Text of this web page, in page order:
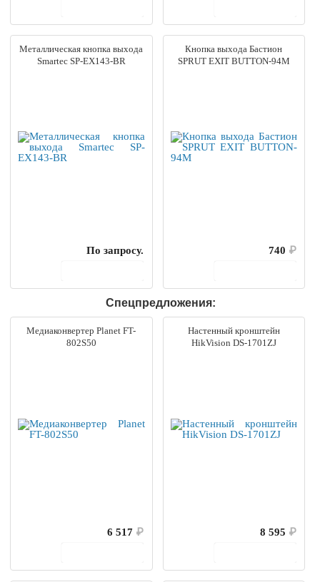
Металлическая кнопка выхода
Smartec SP-EX143-BR
По запросу.
Кнопка выхода Бастион
SPRUT EXIT BUTTON-94M
740 ₽
Спецпредложения:
Медиаконвертер Planet FT-
802S50
6 517 ₽
Настенный кронштейн
HikVision DS-1701ZJ
8 595 ₽